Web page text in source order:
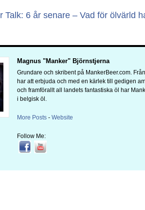
Talk: 6 år senare – Vad för ölvärld
Magnus "Manker" Björnstjerna
Grundare och skribent på MankerBeer.com.
har att erbjuda och med en kärlek till gedigen
och framförallt all landets fantastiska öl har
i belgisk öl.
More Posts - Website
Follow Me: